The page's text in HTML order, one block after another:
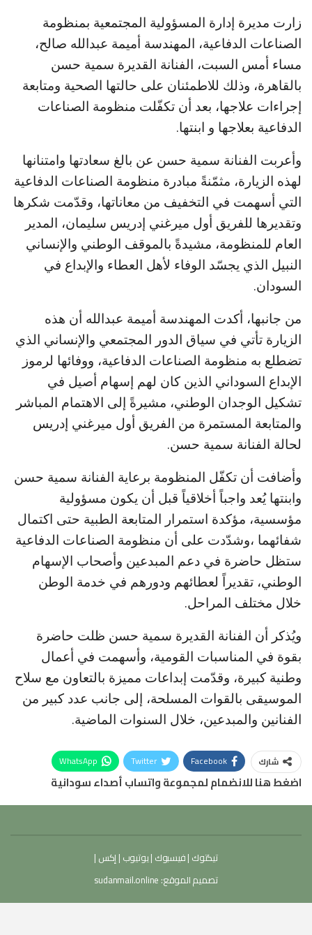
زارت مديرة إدارة المسؤولية المجتمعية بمنظومة
الصناعات الدفاعية، المهندسة أميمة عبدالله صالح،
مساء أمس السبت، الفنانة القديرة سمية حسن
بالقاهرة، وذلك للاطمئنان على حالتها الصحية ومتابعة
إجراءات علاجها، بعد أن تكفّلت منظومة الصناعات
الدفاعية بعلاجها و ابنتها.
وأعربت الفنانة سمية حسن عن بالغ سعادتها وامتنانها
لهذه الزيارة، مثمّنةً مبادرة منظومة الصناعات الدفاعية
التي أسهمت في التخفيف من معاناتها، وقدّمت شكرها
وتقديرها للفريق أول ميرغني إدريس سليمان، المدير
العام للمنظومة، مشيدةً بالموقف الوطني والإنساني
النبيل الذي يجسّد الوفاء لأهل العطاء والإبداع في
السودان.
من جانبها، أكدت المهندسة أميمة عبدالله أن هذه
الزيارة تأتي في سياق الدور المجتمعي والإنساني الذي
تضطلع به منظومة الصناعات الدفاعية، ووفائها لرموز
الإبداع السوداني الذين كان لهم إسهام أصيل في
تشكيل الوجدان الوطني، مشيرةً إلى الاهتمام المباشر
والمتابعة المستمرة من الفريق أول ميرغني إدريس
لحالة الفنانة سمية حسن.
وأضافت أن تكفّل المنظومة برعاية الفنانة سمية حسن
وابنتها يُعد واجباً أخلاقياً قبل أن يكون مسؤولية
مؤسسية، مؤكدة استمرار المتابعة الطبية حتى اكتمال
شفائهما ،وشدّدت على أن منظومة الصناعات الدفاعية
ستظل حاضرة في دعم المبدعين وأصحاب الإسهام
الوطني، تقديراً لعطائهم ودورهم في خدمة الوطن
خلال مختلف المراحل.
ويُذكر أن الفنانة القديرة سمية حسن ظلت حاضرة
بقوة في المناسبات القومية، وأسهمت في أعمال
وطنية كبيرة، وقدّمت إبداعات مميزة بالتعاون مع سلاح
الموسيقى بالقوات المسلحة، إلى جانب عدد كبير من
الفنانين والمبدعين، خلال السنوات الماضية.
شارك Facebook
Twitter
WhatsApp
اضغط هنا للانضمام لمجموعة واتساب أصداء سودانية
تيكتوك |فيسبوك |يوتيوب |إكس |
تصميم الموقع: sudanmail.online